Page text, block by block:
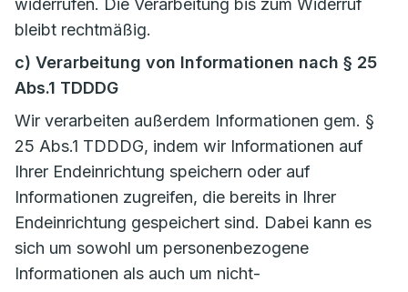
widerrufen. Die Verarbeitung bis zum Widerruf
bleibt rechtmäßig.
c) Verarbeitung von Informationen nach § 25
Abs.1 TDDDG
Wir verarbeiten außerdem Informationen gem. §
25 Abs.1 TDDDG, indem wir Informationen auf
Ihrer Endeinrichtung speichern oder auf
Informationen zugreifen, die bereits in Ihrer
Endeinrichtung gespeichert sind. Dabei kann es
sich um sowohl um personenbezogene
Informationen als auch um nicht-